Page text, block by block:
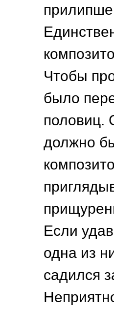
Чтобы
было
половиц.
должно
Если
одна из
садился